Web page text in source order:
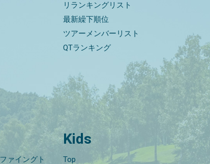
リランキングリスト
最新繰下順位
ツアーメンバーリスト
QTランキング
ァイングト
Kids
Top